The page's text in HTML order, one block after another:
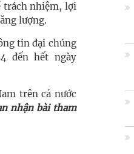
trách nhiệm, lợi
lượng.
tin đại chúng
đến hết ngày
trên cả nước
nhận bài tham